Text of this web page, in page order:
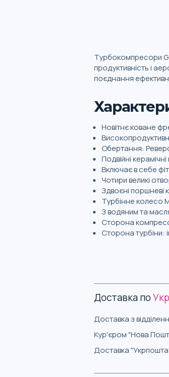
Турбокомпресори
продуктивність і
поєднання
Новітнє коване
Обертання:
Подвійні
Включає в себе
Чотири великі
Здвоєні поршневі
Турбінне колесо
З водяним та
Сторона
Сторона турбіни:
Доставка по
Доставка з
Кур'єром "Нова
Доставка